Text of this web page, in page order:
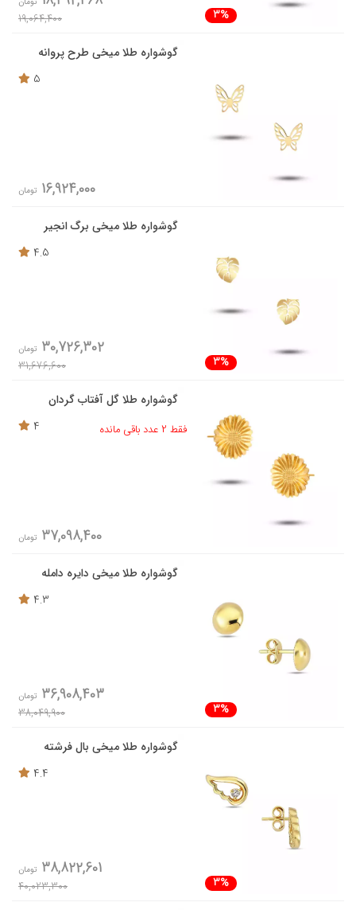
3%
19,064,400
گوشواره طلا میخی طرح پروانه
5
16,924,000 تومان
گوشواره طلا میخی برگ انجیر
4.5
3%
30,726,302 تومان
31,676,600
گوشواره طلا گل آفتاب گردان
فقط 2 عدد باقی مانده
4
37,098,400 تومان
گوشواره طلا میخی دایره دامله
4.3
3%
36,908,403 تومان
38,049,900
گوشواره طلا میخی بال فرشته
4.4
3%
38,822,601 تومان
40,023,300